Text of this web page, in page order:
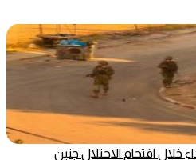
خلال اقتحام الاحتلال جنين